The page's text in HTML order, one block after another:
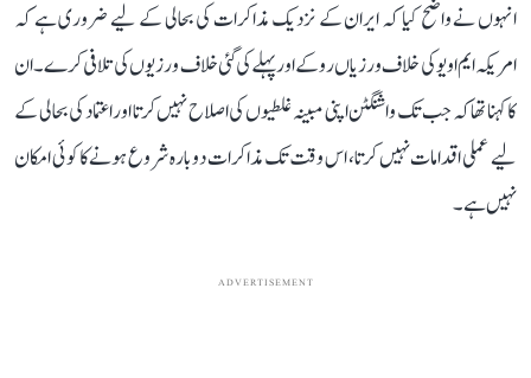
انہوں نے واضح کیا کہ ایران کے نزدیک مذاکرات کی بحالی کے لیے ضروری ہے کہ
امریکہ ایم او یو کی خلاف ورزیاں روکے اور پہلے کی گئی خلاف ورزیوں کی تلافی کرے۔ ان
کا کہنا تھا کہ جب تک واشنگٹن اپنی مبینہ غلطیوں کی اصلاح نہیں کرتا اور اعتماد کی بحالی کے
لیے عملی اقدامات نہیں کرتا، اس وقت تک مذاکرات دوبارہ شروع ہونے کا کوئی امکان
نہیں ہے۔
ADVERTISEMENT